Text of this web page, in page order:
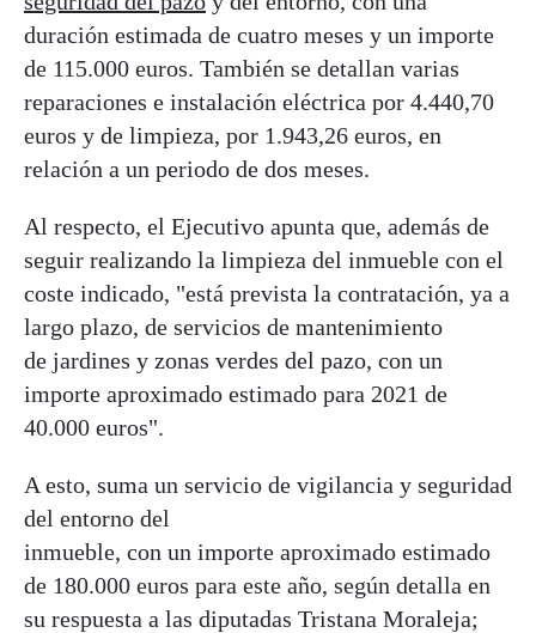
duración estimada de cuatro meses y un importe
de 115.000 euros. También se detallan varias
reparaciones e instalación eléctrica por 4.440,70
euros y de limpieza, por 1.943,26 euros, en
relación a un periodo de dos meses.
Al respecto, el Ejecutivo apunta que, además de
seguir realizando la limpieza del inmueble con el
coste indicado, "está prevista la contratación, ya a
largo plazo, de servicios de mantenimiento
de jardines y zonas verdes del pazo, con un
importe aproximado estimado para 2021 de
40.000 euros".
A esto, suma un servicio de vigilancia y seguridad
del entorno del
inmueble, con un importe aproximado estimado
de 180.000 euros para este año, según detalla en
su respuesta a las diputadas Tristana Moraleja;